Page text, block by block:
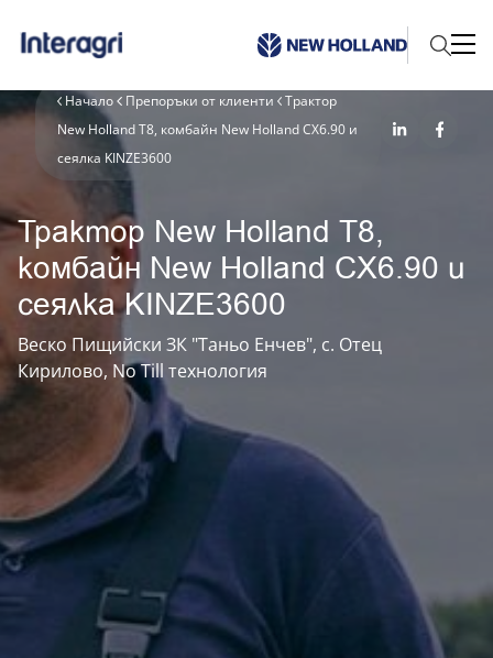
Начало Препоръки от клиенти
Трактор
New Holland T8, комбайн New Holland CX6.90 и
сеялка KINZE3600
Трактор New Holland T8,
комбайн New Holland CX6.90 и
сеялка KINZE3600
Веско Пищийски ЗК "Таньо Енчев", с. Отец
Кирилово, No Till технология